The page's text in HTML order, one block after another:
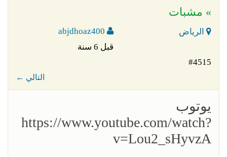
» مشبات
الرياض
قبل 6 سنة
#4515
← التالي
يوتوب
https://www.youtube.com/watch?
v=Lou2_sHyvzA